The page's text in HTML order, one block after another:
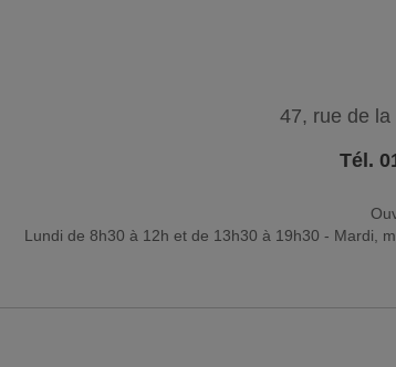
47, rue de
Tél.
Lundi de 8h30 à 12h et de 13h30 à 19h30 - Mardi,